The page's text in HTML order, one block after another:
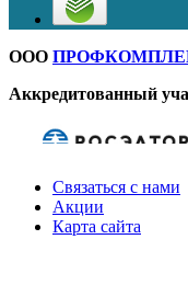
ООО
Аккредитованный
Связаться с нами
Акции
Карта сайта